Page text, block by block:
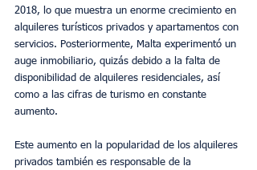
2018, lo que muestra un enorme crecimiento en
alquileres turísticos privados y apartamentos con
servicios. Posteriormente, Malta experimentó un
auge inmobiliario, quizás debido a la falta de
disponibilidad de alquileres residenciales, así
como a las cifras de turismo en constante
aumento.
Este aumento en la popularidad de los alquileres
privados también es responsable de la